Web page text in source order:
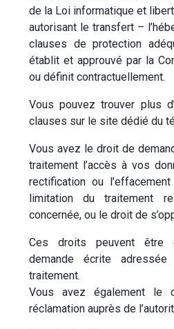
de la Loi informatique et
autorisant le transfert –
clauses de protection
établit et approuvé par la
ou définit contractuellement.
Vous pouvez trouver plus
clauses sur le site dédié du
Vous avez le droit de
traitement l’accès à vos
rectification ou
limitation du traitement
concernée, ou le droit de
Ces droits peuvent être
demande écrite
traitement.
Vous avez également le
réclamation auprès de